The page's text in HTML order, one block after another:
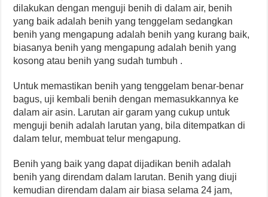
dilakukan dengan menguji benih di dalam air, benih
yang baik adalah benih yang tenggelam sedangkan
benih yang mengapung adalah benih yang kurang baik,
biasanya benih yang mengapung adalah benih yang
kosong atau benih yang sudah tumbuh .
Untuk memastikan benih yang tenggelam benar-benar
bagus, uji kembali benih dengan memasukkannya ke
dalam air asin. Larutan air garam yang cukup untuk
menguji benih adalah larutan yang, bila ditempatkan di
dalam telur, membuat telur mengapung.
Benih yang baik yang dapat dijadikan benih adalah
benih yang direndam dalam larutan. Benih yang diuji
kemudian direndam dalam air biasa selama 24 jam,